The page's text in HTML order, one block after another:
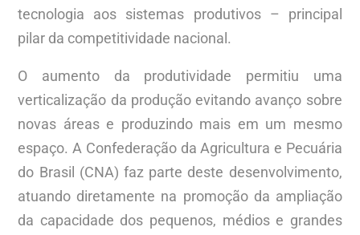
tecnologia aos sistemas produtivos – principal
pilar da competitividade nacional.
O aumento da produtividade permitiu uma
verticalização da produção evitando avanço sobre
novas áreas e produzindo mais em um mesmo
espaço. A Confederação da Agricultura e Pecuária
do Brasil (CNA) faz parte deste desenvolvimento,
atuando diretamente na promoção da ampliação
da capacidade dos pequenos, médios e grandes